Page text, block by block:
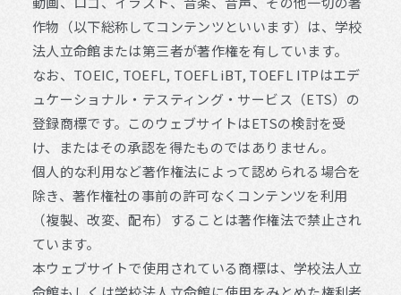
作物（以下総称してコンテンツといいます）は、学校
法人立命館または第三者が著作権を有しています。
なお、TOEIC, TOEFL, TOEFL iBT, TOEFL ITPはエデ
ュケーショナル・テスティング・サービス（ETS）の
登録商標です。このウェブサイトはETSの検討を受
け、またはその承認を得たものではありません。
個人的な利用など著作権法によって認められる場合を
除き、著作権社の事前の許可なくコンテンツを利用
（複製、改変、配布）することは著作権法で禁止され
ています。
本ウェブサイトで使用されている商標は、学校法人立